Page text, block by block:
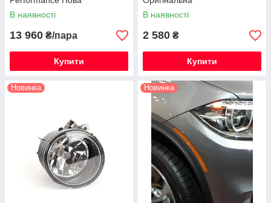
Оригінальна
В наявності
13 960 ₴/пара
Купити
В наявності
2 580 ₴
Купити
Новинка Новинка